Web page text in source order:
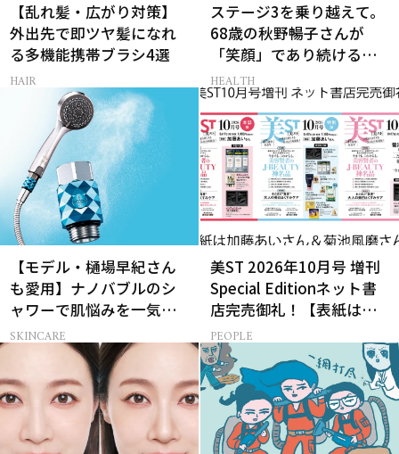
【乱れ髪・広がり対策】
外出先で即ツヤ髪になれ
る多機能携帯ブラシ4選
HAIR
ステージ3を乗り越えて。
68歳の秋野暢子さんが
「笑顔」であり続ける理
由
HEALTH
【モデル・樋場早紀さん
も愛用】ナノバブルのシ
ャワーで肌悩みを一気に
解決
SKINCARE
美ST 2026年10月号 増刊
Special Editionネット書
店完売御礼！【表紙は加
藤あいさん＆菊池風磨さ
ん】
PEOPLE